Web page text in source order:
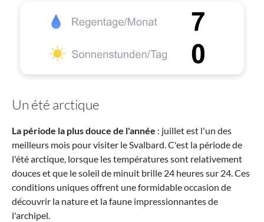
Un été arctique
La période la plus douce de l'année : juillet est l'un des
meilleurs mois pour visiter le Svalbard. C'est la période de
l'été arctique, lorsque les températures sont relativement
douces et que le soleil de minuit brille 24 heures sur 24. Ces
conditions uniques offrent une formidable occasion de
découvrir la nature et la faune impressionnantes de
l'archipel.